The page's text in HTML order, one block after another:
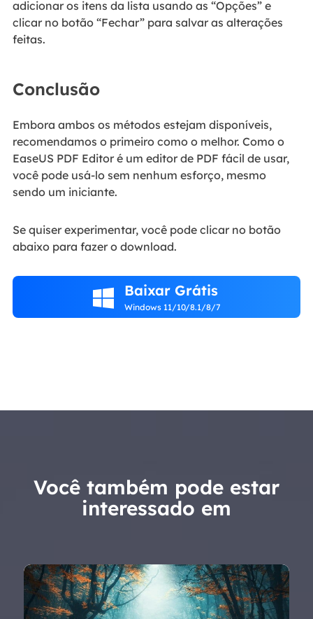
adicionar os itens da lista usando as “Opções” e
clicar no botão “Fechar” para salvar as alterações
feitas.
Conclusão
Embora ambos os métodos estejam disponíveis,
recomendamos o primeiro como o melhor. Como o
EaseUS PDF Editor é um editor de PDF fácil de usar,
você pode usá-lo sem nenhum esforço, mesmo
sendo um iniciante.
Se quiser experimentar, você pode clicar no botão
abaixo para fazer o download.
 Baixar Grátis
Windows 11/10/8.1/8/7
Você também pode estar
interessado em